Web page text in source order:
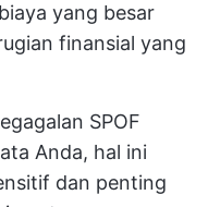
yang besar
finansial yang
SPOF
Anda, hal ini
dan penting